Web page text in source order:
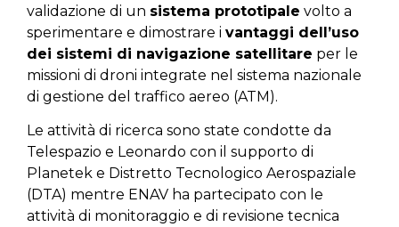
validazione di un sistema prototipale volto a
sperimentare e dimostrare i vantaggi dell’uso
dei sistemi di navigazione satellitare per le
missioni di droni integrate nel sistema nazionale
di gestione del traffico aereo (ATM).
Le attività di ricerca sono state condotte da
Telespazio e Leonardo con il supporto di
Planetek e Distretto Tecnologico Aerospaziale
(DTA) mentre ENAV ha partecipato con le
attività di monitoraggio e di revisione tecnica